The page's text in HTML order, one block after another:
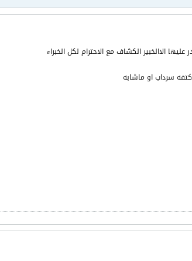
الاالخبير الكشاف مع الاحترام لكل الخبراء
سرداب او ماشابه